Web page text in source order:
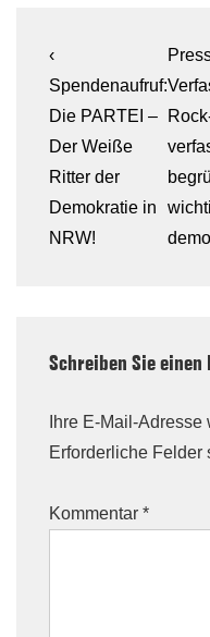
Previous
Post
is
‹
Spendenaufruf:
Die PARTEI –
Der Weiße
Ritter der
Demokratie in
NRW!
Next
Post
is
Schreiben Sie einen
Ihre E-Mail-
Erforderliche Felder
Kommentar *